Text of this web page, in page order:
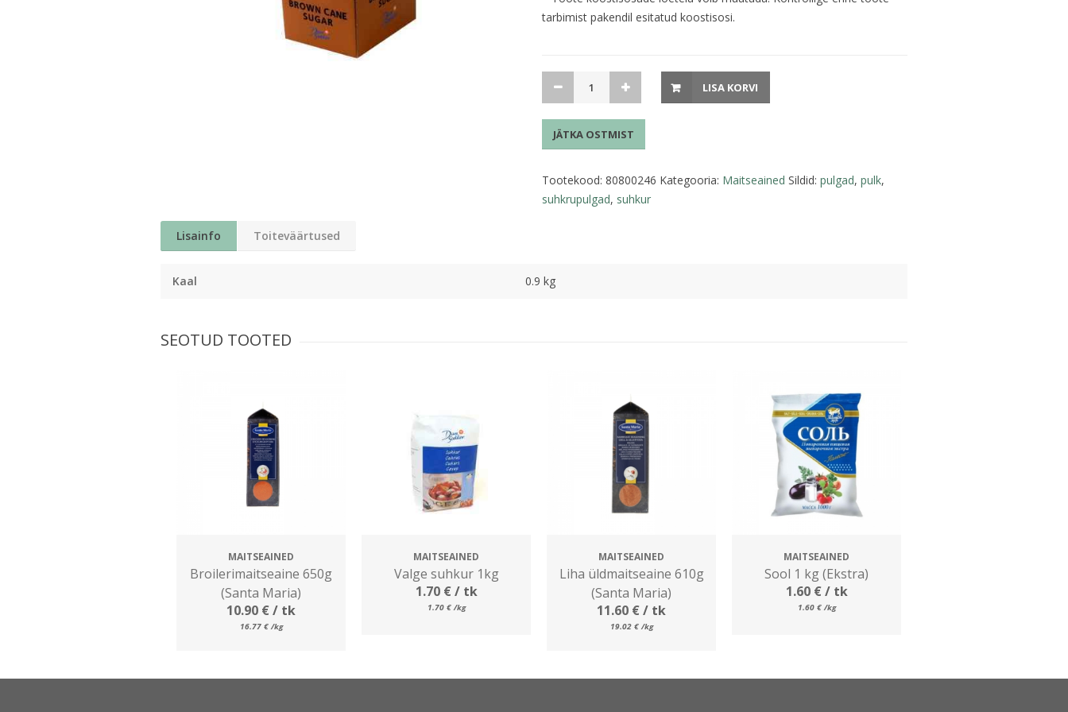
tarbimist pakendil esitatud koostisosi.
4g
kogus
LISA KORVI
JÄTKA OSTMIST
Tootekood: 80800246 Kategooria: Maitseained Sildid: pulgad, pulk,
suhkrupulgad, suhkur
Lisainfo Toiteväärtused
Kaal 0.9 kg
SEOTUD TOOTED
MAITSEAINED
Broilerimaitseaine 650g
(Santa Maria)
10.90 €/ tk
16.77 € /kg
MAITSEAINED
Valge suhkur 1kg
1.70 €/ tk
1.70 € /kg
MAITSEAINED
Liha üldmaitseaine 610g
(Santa Maria)
11.60 €/ tk
19.02 € /kg
MAITSEAINED
Sool 1 kg (Ekstra)
1.60 €/ tk
1.60 € /kg